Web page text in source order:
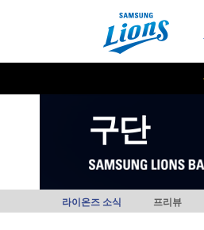
구단
라이온즈 소식 프리뷰